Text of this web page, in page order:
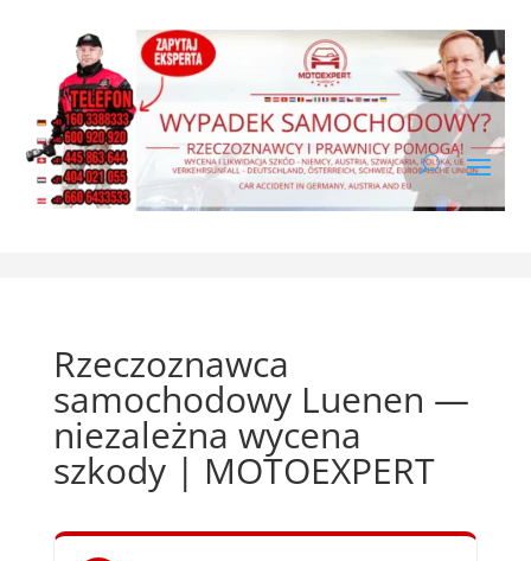
Rzeczoznawca
samochodowy Luenen —
niezależna wycena
szkody | MOTOEXPERT